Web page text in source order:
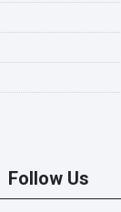
Follow Us